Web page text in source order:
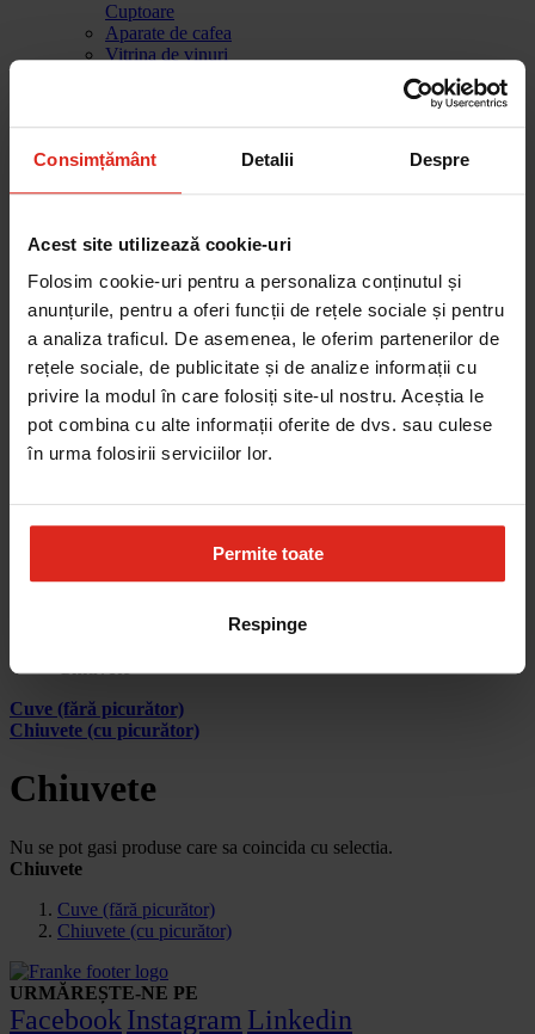
Consimțământ Detalii Despre
Acest site utilizează cookie-uri
Folosim cookie-uri pentru a personaliza conținutul și
anunțurile, pentru a oferi funcții de rețele sociale și pentru
a analiza traficul. De asemenea, le oferim partenerilor de
rețele sociale, de publicitate și de analize informații cu
privire la modul în care folosiți site-ul nostru. Aceștia le
pot combina cu alte informații oferite de dvs. sau culese
în urma folosirii serviciilor lor.
Permite toate
Respinge
Cuptoare
Aparate de cafea
Vitrina de vinuri
Frigidere
Accesorii
Cautare dupa produse
Cautare dupa piesa
Cautare dupa produse
Cautare dupa piesa
Catalog
Devino partener
Parteneri
Account
Chiuvete
Cuve (fără picurător)
Chiuvete (cu picurător)
Chiuvete
Nu se pot gasi produse care sa coincida cu selectia.
Chiuvete
Cuve (fără picurător)
Chiuvete (cu picurător)
URMĂREȘTE-NE PE
Facebook Instagram Linkedin